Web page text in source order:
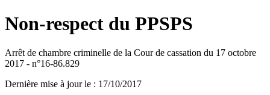
Non-respect du PPSPS
Arrêt de chambre criminelle de la Cour de cassation du 17 octobre
2017 - n°16-86.829
Dernière mise à jour le : 17/10/2017